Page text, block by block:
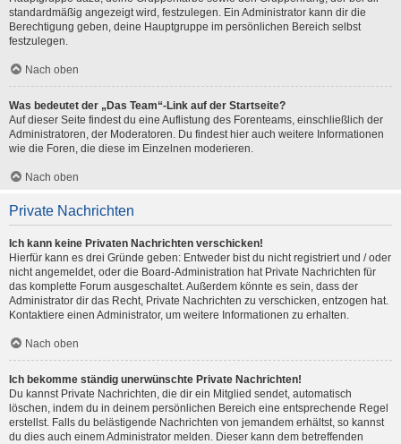
standardmäßig angezeigt wird, festzulegen. Ein Administrator kann dir die
Berechtigung geben, deine Hauptgruppe im persönlichen Bereich selbst
festzulegen.
Nach oben
Was bedeutet der „Das Team“-Link auf der Startseite?
Auf dieser Seite findest du eine Auflistung des Forenteams, einschließlich der
Administratoren, der Moderatoren. Du findest hier auch weitere Informationen
wie die Foren, die diese im Einzelnen moderieren.
Nach oben
Private Nachrichten
Ich kann keine Privaten Nachrichten verschicken!
Hierfür kann es drei Gründe geben: Entweder bist du nicht registriert und / oder
nicht angemeldet, oder die Board-Administration hat Private Nachrichten für
das komplette Forum ausgeschaltet. Außerdem könnte es sein, dass der
Administrator dir das Recht, Private Nachrichten zu verschicken, entzogen hat.
Kontaktiere einen Administrator, um weitere Informationen zu erhalten.
Nach oben
Ich bekomme ständig unerwünschte Private Nachrichten!
Du kannst Private Nachrichten, die dir ein Mitglied sendet, automatisch
löschen, indem du in deinem persönlichen Bereich eine entsprechende Regel
erstellst. Falls du belästigende Nachrichten von jemandem erhältst, so kannst
du dies auch einem Administrator melden. Dieser kann dem betreffenden